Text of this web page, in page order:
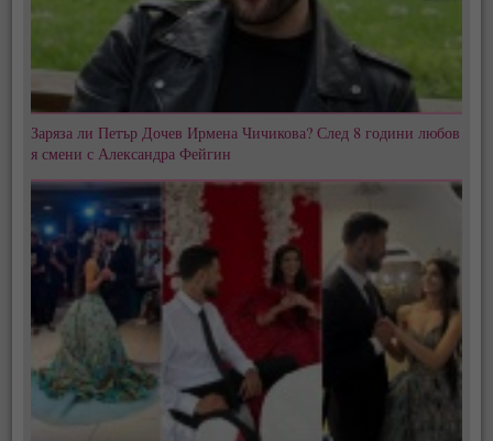
Заряза ли Петър Дочев Ирмена Чичикова? След 8 години любов
я смени с Александра Фейгин